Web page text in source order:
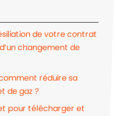
de votre contrat
changement de
réduire sa
de gaz ?
pour télécharger et